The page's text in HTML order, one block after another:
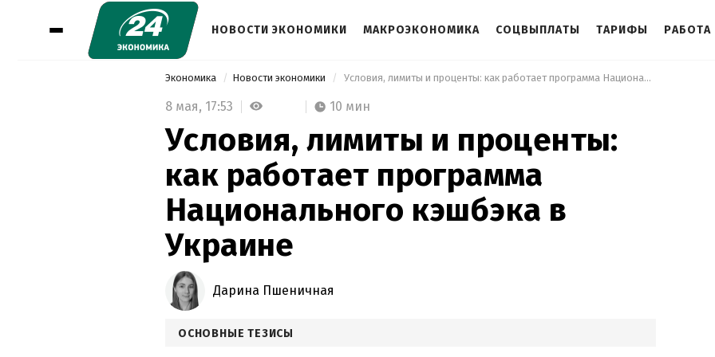
НОВОСТИ ЭКОНОМИКИ МАКРОЭКОНОМИКА СОЦВЫПЛАТЫ ТАРИФЫ РАБОТА
Экономика Новости экономики Условия, лимиты и проценты: как работает программа Национального кэшбэка в Украине
8 мая, 17:53 10 мин
Условия, лимиты и проценты:
как работает программа
Национального кэшбэка в
Украине
Дарина Пшеничная
ОСНОВНЫЕ ТЕЗИСЫ